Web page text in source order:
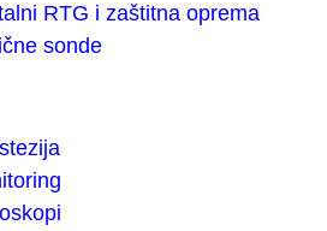
RTG i zaštitna oprema
sonde